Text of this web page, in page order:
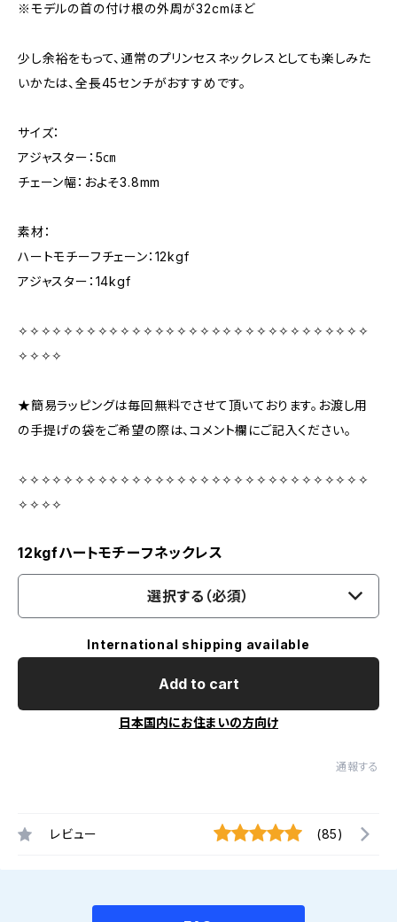
※モデルの首の付け根の外周が32cmほど
少し余裕をもって、通常のプリンセスネックレスとしても楽しみた
いかたは、全長45センチがおすすめです。
サイズ：
アジャスター：5㎝
チェーン幅：およそ3.8mm
素材：
ハートモチーフチェーン：12kgf
アジャスター：14kgf
✧✧✧✧✧✧✧✧✧✧✧✧✧✧✧✧✧✧✧✧✧✧✧✧✧✧✧✧✧✧✧
✧✧✧✧
★簡易ラッピングは毎回無料でさせて頂いております。お渡し用
の手提げの袋をご希望の際は、コメント欄にご記入ください。
✧✧✧✧✧✧✧✧✧✧✧✧✧✧✧✧✧✧✧✧✧✧✧✧✧✧✧✧✧✧✧
✧✧✧✧
12kgfハートモチーフネックレス
選択する（必須）
International shipping available
Add to cart
日本国内にお住まいの方向け
通報する
レビュー (85)